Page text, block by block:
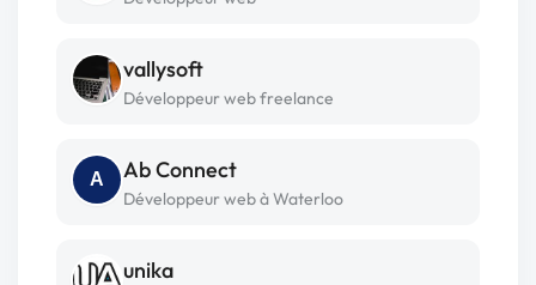
vallysoft
Développeur web freelance
A Ab Connect
Développeur web à Waterloo
unika